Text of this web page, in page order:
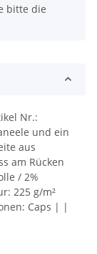
bitte die
Nr.:
und ein
aus
am Rücken
/ 2%
225 g/m²
Caps | |